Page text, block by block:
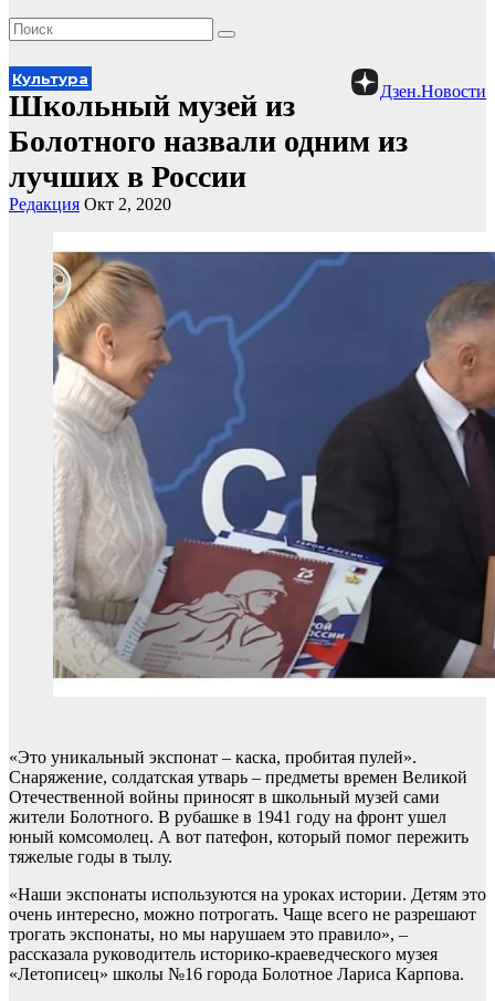
Дзен.Новости
Культура
Школьный музей из
Болотного назвали одним из
лучших в России
Редакция Окт 2, 2020
«Это уникальный экспонат – каска, пробитая пулей».
Снаряжение, солдатская утварь – предметы времен Великой
Отечественной войны приносят в школьный музей сами
жители Болотного. В рубашке в 1941 году на фронт ушел
юный комсомолец. А вот патефон, который помог пережить
тяжелые годы в тылу.
«Наши экспонаты используются на уроках истории. Детям это
очень интересно, можно потрогать. Чаще всего не разрешают
трогать экспонаты, но мы нарушаем это правило», –
рассказала руководитель историко-краеведческого музея
«Летописец» школы №16 города Болотное Лариса Карпова.